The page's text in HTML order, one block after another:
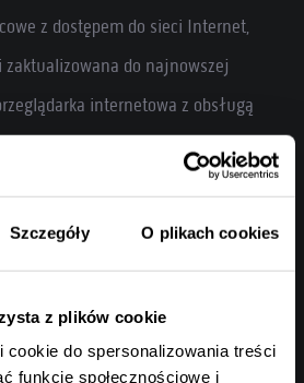
Szczegóły O plikach cookies
z plików cookie
do spersonalizowania treści
funkcje społecznościowe i
z dostępem do sieci Internet,
do najnowszej
internetowa z obsługą
skonfigurowane konto poczty